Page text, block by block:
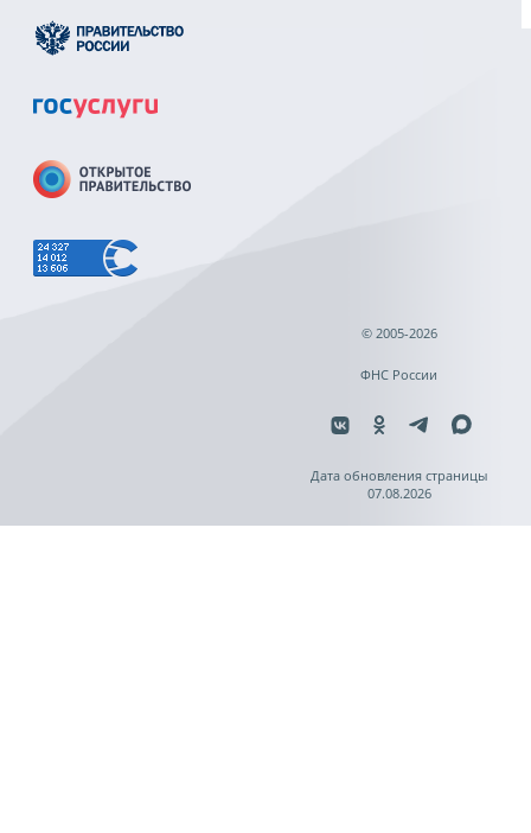
© 2005-2026
ФНС России
Дата обновления страницы
07.08.2026